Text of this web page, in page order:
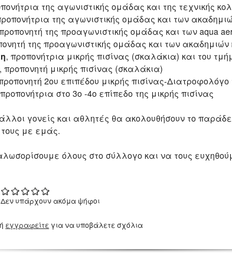
της αγωνιστικής ομάδας και της τεχνικής
της αγωνιστικής ομάδας και των
της προαγωνιστικής ομάδας και των aqua
της προαγωνιστικής ομάδας και των ακαδημιών
, προπονήτρια μικρής πισίνας (σκαλάκια) και του
, προπονητή μικρής πισίνας (σκαλάκια)
2ου επιπέδου μικρής πισίνας-
στο 3ο -4ο επίπεδο της μικρής πισίνας
γονείς και αθλητές θα ακολουθήσουν το
με εμάς.
όλους στο σύλλογο και να τους
Δεν υπάρχουν ακόμα ψήφοι
ή εγγραφείτε για να υποβάλετε σχόλια